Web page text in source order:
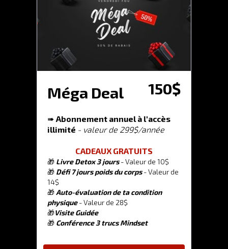
Méga Deal 150$
➠ Abonnement annuel à l'accès
illimité - valeur de 299$/année
CADEAUX GRATUITS
🎁 Livre Detox 3 jours - Valeur de 10$
🎁 Défi 7 jours poids du corps - Valeur de
14$
🎁Auto-évaluation de ta condition
physique - Valeur de 28$
🎁Visite Guidée
🎁 Conférence 3 trucs Mindset